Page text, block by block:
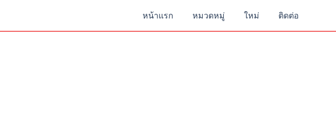
หน้าแรก หมวดหมู่ ใหม่ ติดต่อ